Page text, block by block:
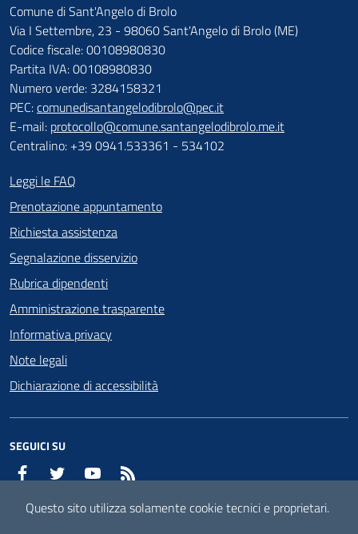
Comune di Sant'Angelo di Brolo
Via I Settembre, 23 - 98060 Sant'Angelo di Brolo (ME)
Codice fiscale: 00108980830
Partita IVA: 00108980830
Numero verde: 3284158321
PEC:comunedisantangelodibrolo@pec.it
E-mail: protocollo@comune.santangelodibrolo.me.it
Centralino: +39 0941.533361 - 534102
Leggi le FAQ
Prenotazione appuntamento
Richiesta assistenza
Segnalazione disservizio
Rubrica dipendenti
Amministrazione trasparente
Informativa privacy
Note legali
Dichiarazione di accessibilità
SEGUICI SU
Facebook Twitter YouTube
Questo sito utilizza solamente cookie tecnici e proprietari.